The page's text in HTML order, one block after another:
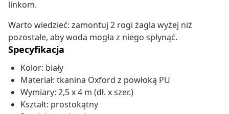
linkom.
Warto wiedzieć: zamontuj 2 rogi żagla wyżej niż
pozostałe, aby woda mogła z niego spłynąć.
Specyfikacja
Kolor: biały
Materiał: tkanina Oxford z powłoką PU
Wymiary: 2,5 x 4 m (dł. x szer.)
Kształt: prostokątny